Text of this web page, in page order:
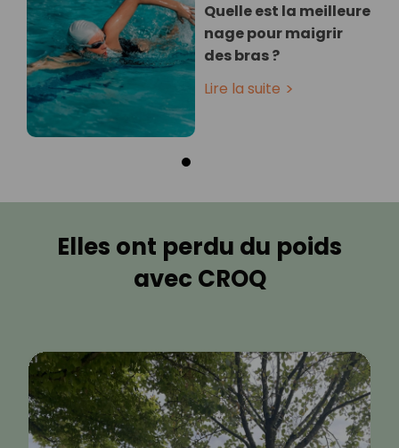
Quelle est la meilleure
nage pour maigrir
des bras ?
Lire la suite
Elles ont perdu du poids
avec CROQ